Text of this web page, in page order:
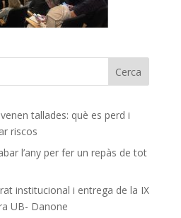
tallades: què es perd i
riscos
l’any per fer un repàs de tot
institucional i entrega de la IX
UB- Danone